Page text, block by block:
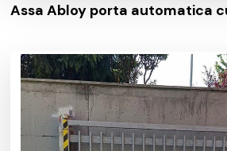
Assa Abloy porta automatica